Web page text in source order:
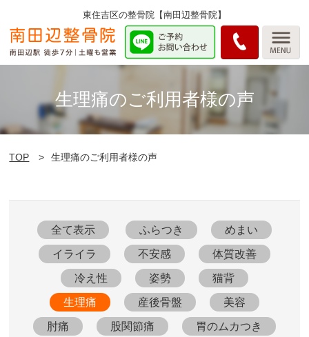
東住吉区の整骨院【南田辺整骨院】
生理痛のご利用者様の声
TOP 生理痛のご利用者様の声
全て表示 ふらつき めまい
イライラ 不安感 体質改善
冷え性 姿勢 猫背
生理痛 産後骨盤 美容
肘痛 股関節痛 胃のムカつき